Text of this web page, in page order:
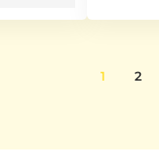
1 2